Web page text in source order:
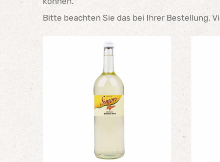
Bitte beachten Sie das bei Ihrer Bestellung.